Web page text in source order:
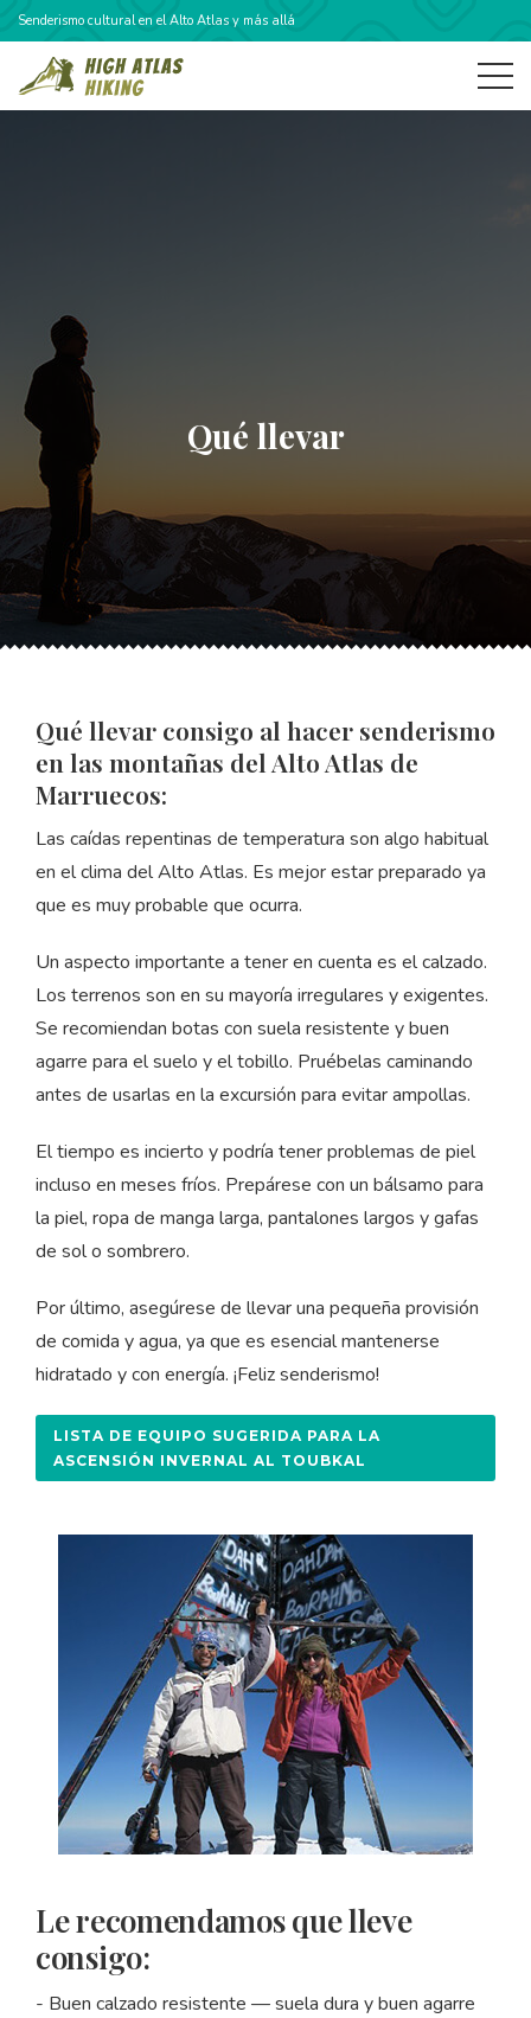
Senderismo cultural en el Alto Atlas y más allá
Qué llevar
Qué llevar consigo al hacer senderismo
en las montañas del Alto Atlas de
Marruecos:
Las caídas repentinas de temperatura son algo habitual
en el clima del Alto Atlas. Es mejor estar preparado ya
que es muy probable que ocurra.
Un aspecto importante a tener en cuenta es el calzado.
Los terrenos son en su mayoría irregulares y exigentes.
Se recomiendan botas con suela resistente y buen
agarre para el suelo y el tobillo. Pruébelas caminando
antes de usarlas en la excursión para evitar ampollas.
El tiempo es incierto y podría tener problemas de piel
incluso en meses fríos. Prepárese con un bálsamo para
la piel, ropa de manga larga, pantalones largos y gafas
de sol o sombrero.
Por último, asegúrese de llevar una pequeña provisión
de comida y agua, ya que es esencial mantenerse
hidratado y con energía. ¡Feliz senderismo!
LISTA DE EQUIPO SUGERIDA PARA LA
ASCENSIÓN INVERNAL AL TOUBKAL
Le recomendamos que lleve
consigo:
- Buen calzado resistente — suela dura y buen agarre